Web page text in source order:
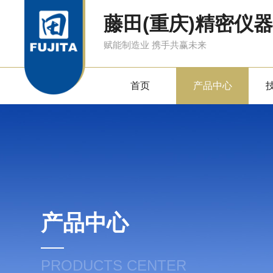
藤田(重庆)精密仪
赋能制造业 携手共赢未来
首页 产品中心
产品中心
PRODUCTS CENTER